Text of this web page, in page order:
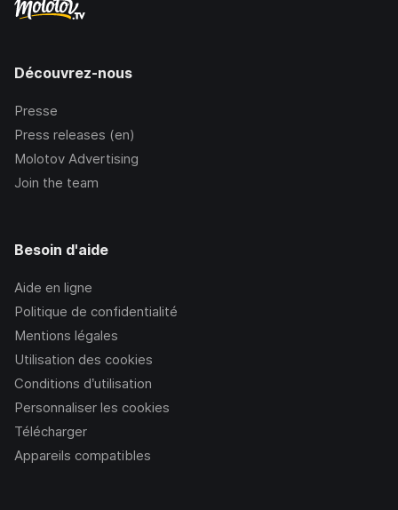
Découvrez-nous
Presse
Press releases (en)
Molotov Advertising
Join the team
Besoin d'aide
Aide en ligne
Politique de confidentialité
Mentions légales
Utilisation des cookies
Conditions d’utilisation
Personnaliser les cookies
Télécharger
Appareils compatibles